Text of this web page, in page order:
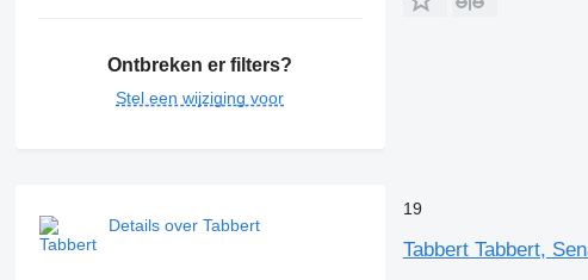
Ontbreken er filters?
Stel een wijziging voor
Details over Tabbert
19
Tabbert Tabbert,